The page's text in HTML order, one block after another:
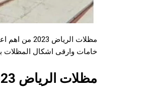
مظلات
خامات وارقى اشكال المظلات
مظلات الرياض 2023